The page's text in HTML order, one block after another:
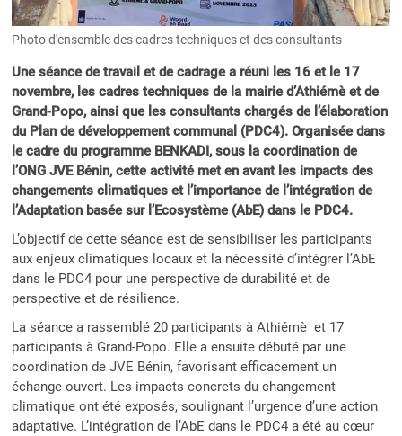
Photo d'ensemble des cadres techniques et des consultants
Une séance de travail et de cadrage a réuni les 16 et le 17
novembre, les cadres techniques de la mairie d’Athiémè et de
Grand-Popo, ainsi que les consultants chargés de l’élaboration
du Plan de développement communal (PDC4). Organisée dans
le cadre du programme BENKADI, sous la coordination de
l’ONG JVE Bénin, cette activité met en avant les impacts des
changements climatiques et l’importance de l’intégration de
l’Adaptation basée sur l’Ecosystème (AbE) dans le PDC4.
L’objectif de cette séance est de sensibiliser les participants
aux enjeux climatiques locaux et la nécessité d’intégrer l’AbE
dans le PDC4 pour une perspective de durabilité et de
perspective et de résilience.
La séance a rassemblé 20 participants à Athiémè et 17
participants à Grand-Popo. Elle a ensuite débuté par une
coordination de JVE Bénin, favorisant efficacement un
échange ouvert. Les impacts concrets du changement
climatique ont été exposés, soulignant l’urgence d’une action
adaptative. L’intégration de l’AbE dans le PDC4 a été au cœur